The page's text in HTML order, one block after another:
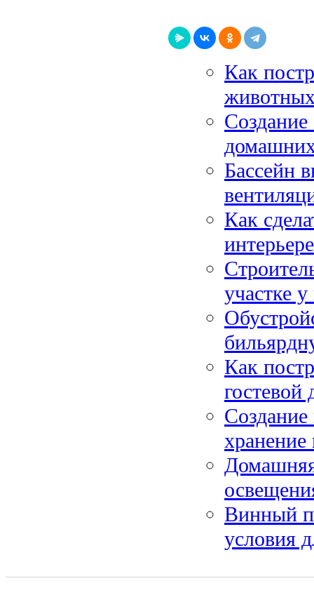
Как
Создание
Бассейн
Как
участке
Как
гостевой
Создание
хранение
Винный
условия